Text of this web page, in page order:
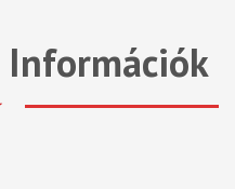
Információk